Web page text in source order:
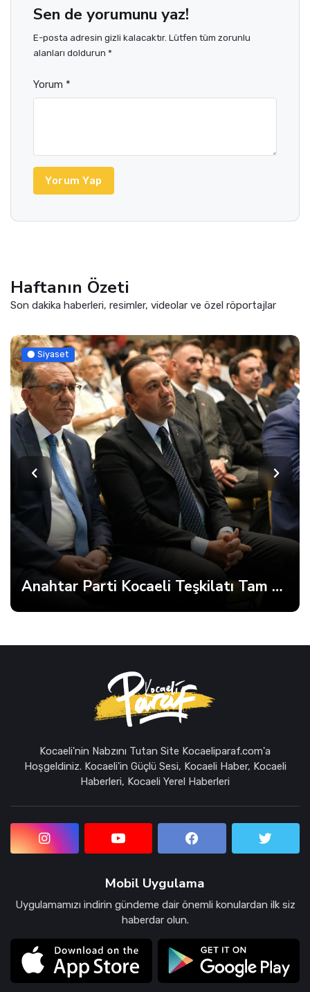
Sen de yorumunu yaz!
E-posta adresin gizli kalacaktır. Lütfen tüm zorunlu
alanları doldurun *
Yorum *
Yorum Yap
Haftanın Özeti
Son dakika haberleri, resimler, videolar ve özel röportajlar
Siyaset
Anahtar Parti Kocaeli Teşkilatı Tam Kadro Toplandı
Kocaeli'nin Nabzını Tutan Site Kocaeliparaf.com'a
Hoşgeldiniz. Kocaeli'in Güçlü Sesi, Kocaeli Haber, Kocaeli
Haberleri, Kocaeli Yerel Haberleri
Mobil Uygulama
Uygulamamızı indirin gündeme dair önemli konulardan ilk siz
haberdar olun.